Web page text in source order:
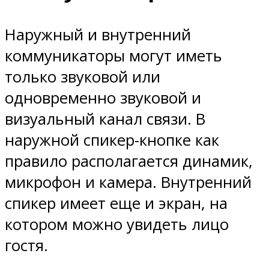
Наружный и внутренний
коммуникаторы могут иметь
только звуковой или
одновременно звуковой и
визуальный канал связи. В
наружной спикер-кнопке как
правило располагается динамик,
микрофон и камера. Внутренний
спикер имеет еще и экран, на
котором можно увидеть лицо
гостя.